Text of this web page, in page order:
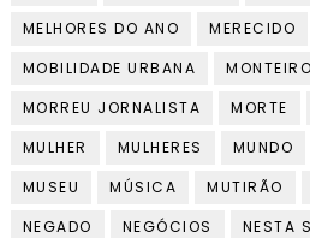
MELHORES DO ANO
MERECIDO
MOBILIDADE URBANA
MONTEIRO
MORREU JORNALISTA
MORTE
MULHER
MULHERES MUNDO
MUSEU
MÚSICA MUTIRÃO
NEGADO
NEGÓCIOS NESTA